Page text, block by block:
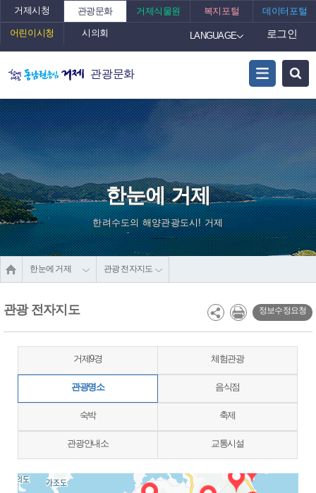
거제시청 관광문화 거제식물원 복지포털 데이터포털
어린이시청 시의회 LANGUAGE 로그인
관광문화
한눈에 거제
한려수도의 해양관광도시! 거제
한눈에 거제 관광 전자지도
관광 전자지도 정보수정요청
거제9경 체험관광
관광명소 음식점
숙박 축제
관광안내소 교통시설